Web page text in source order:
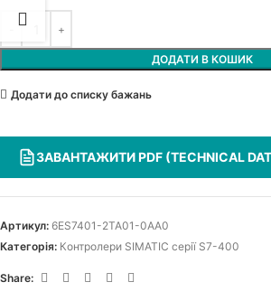
ДОДАТИ В КОШИК
Додати до списку бажань
ЗАВАНТАЖИТИ PDF (TECHNICAL
Артикул: 6ES7401-2TA01-0AA0
Категорія: Контролери SIMATIC серії S7-400
Share: